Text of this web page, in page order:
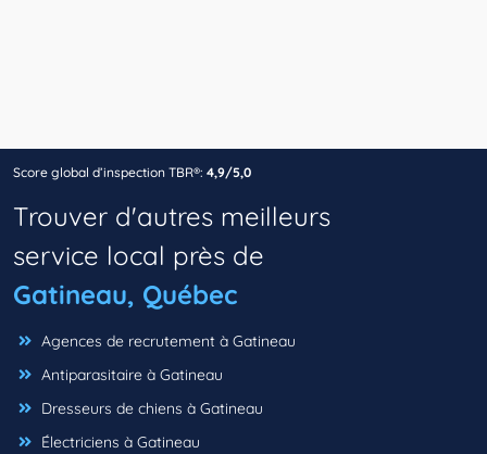
Score global d’inspection TBR®: 4,9/5,0
Trouver d'autres meilleurs
service local près de
Gatineau, Québec
Agences de recrutement à Gatineau
Antiparasitaire à Gatineau
Dresseurs de chiens à Gatineau
Électriciens à Gatineau